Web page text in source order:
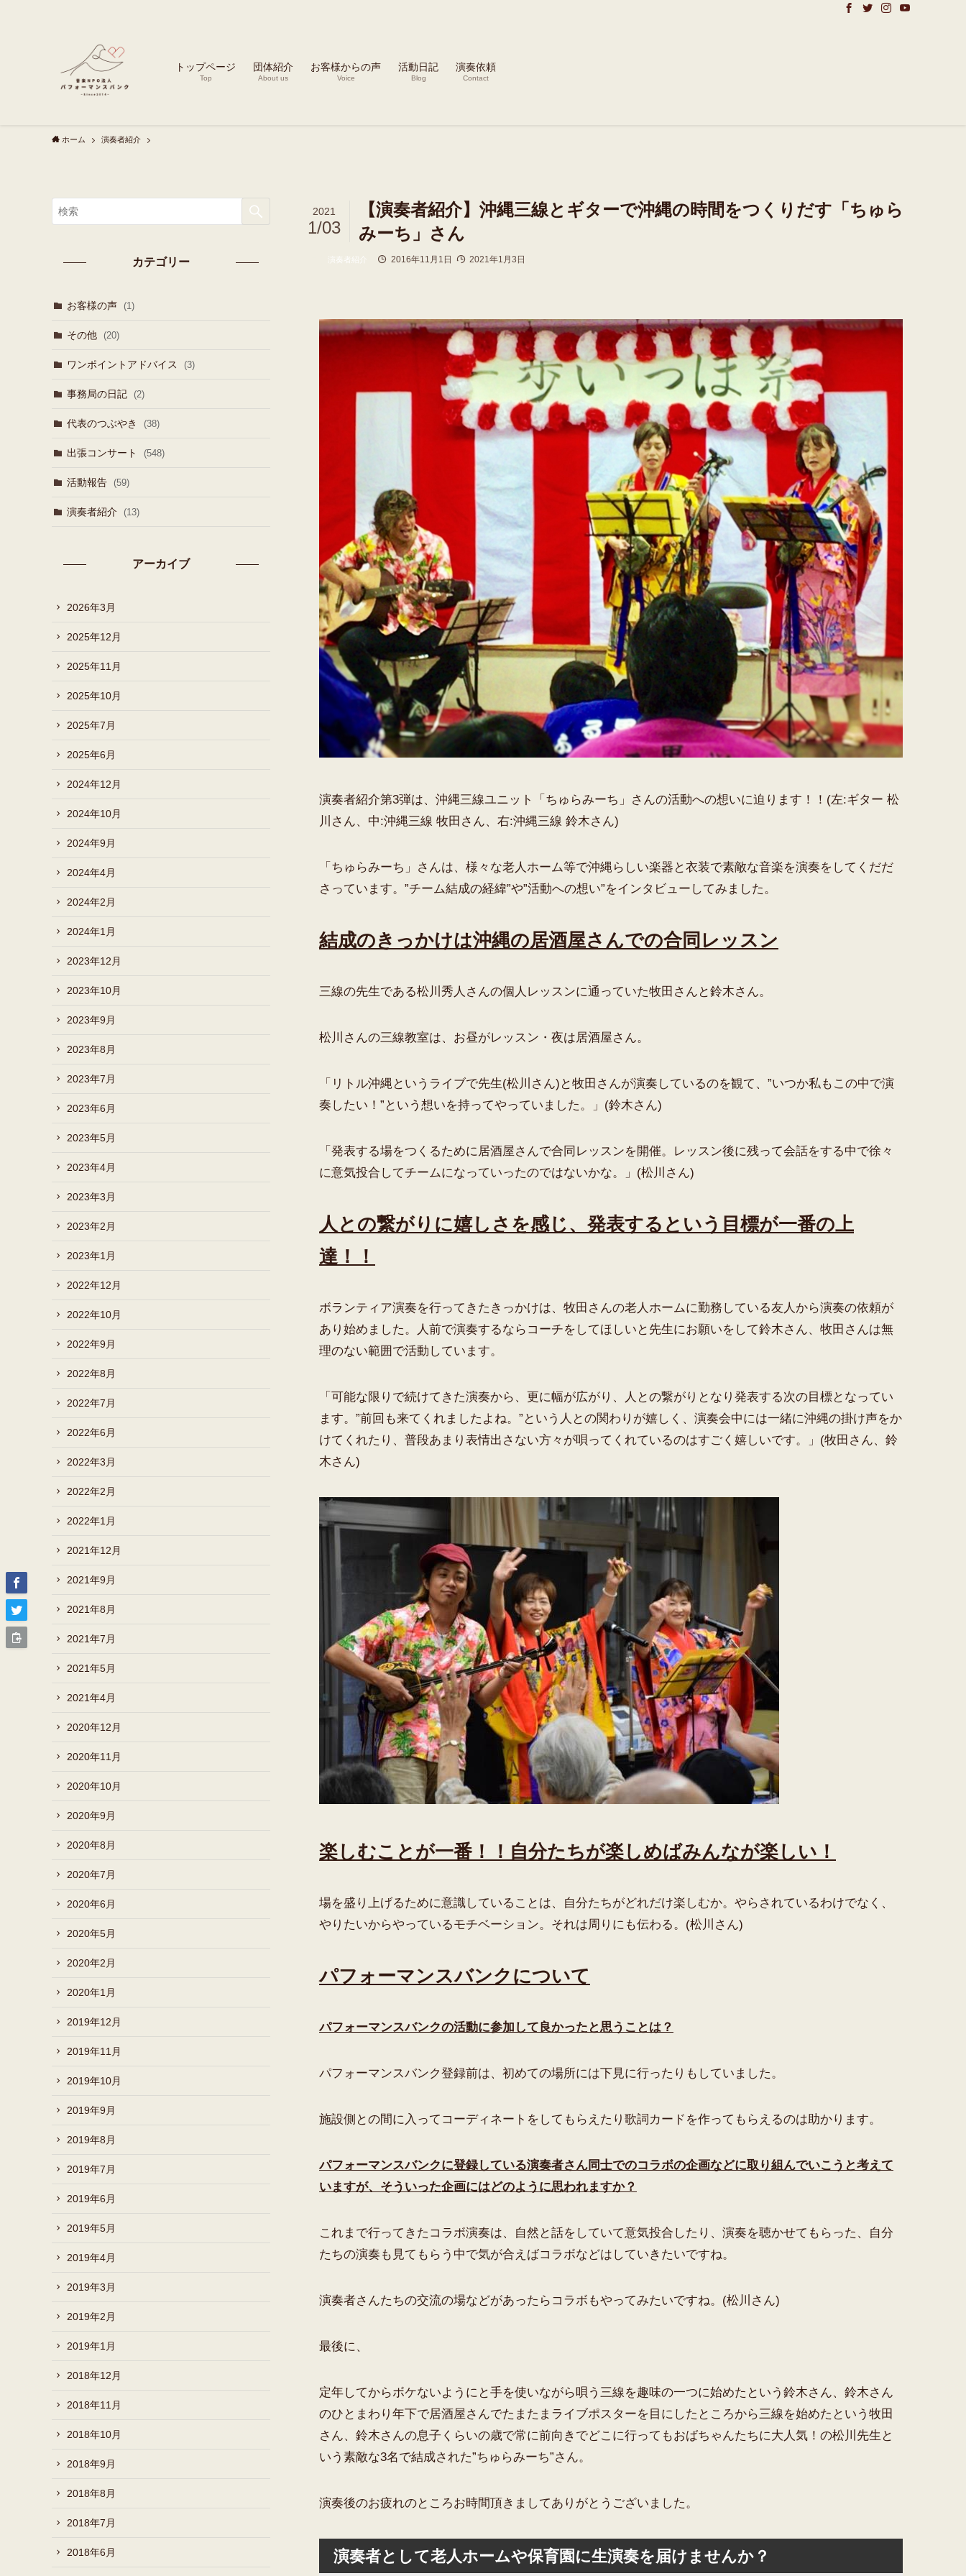
トップページ
Top
団体紹介
About us
お客様からの声
Voice
活動日記
Blog
演奏依頼
Contact
ホーム 演奏者紹介
【演奏者紹介】沖縄三線とギターで沖縄の時間をつくりだす「ちゅら
みーち」さん
2021
1/03
演奏者紹介 2016年11月1日 2021年1月3日
演奏者紹介第3弾は、沖縄三線ユニット「ちゅらみーち」さんの活動への想いに迫ります！！(左:ギター 松
川さん、中:沖縄三線 牧田さん、右:沖縄三線 鈴木さん)
「ちゅらみーち」さんは、様々な老人ホーム等で沖縄らしい楽器と衣装で素敵な音楽を演奏をしてくだだ
さっています。”チーム結成の経緯”や”活動への想い”をインタビューしてみました。
結成のきっかけは沖縄の居酒屋さんでの合同レッスン
三線の先生である松川秀人さんの個人レッスンに通っていた牧田さんと鈴木さん。
松川さんの三線教室は、お昼がレッスン・夜は居酒屋さん。
「リトル沖縄というライブで先生(松川さん)と牧田さんが演奏しているのを観て、”いつか私もこの中で演
奏したい！”という想いを持ってやっていました。」(鈴木さん)
「発表する場をつくるために居酒屋さんで合同レッスンを開催。レッスン後に残って会話をする中で徐々
に意気投合してチームになっていったのではないかな。」(松川さん)
人との繋がりに嬉しさを感じ、発表するという目標が一番の上
達！！
ボランティア演奏を行ってきたきっかけは、牧田さんの老人ホームに勤務している友人から演奏の依頼が
あり始めました。人前で演奏するならコーチをしてほしいと先生にお願いをして鈴木さん、牧田さんは無
理のない範囲で活動しています。
「可能な限りで続けてきた演奏から、更に幅が広がり、人との繋がりとなり発表する次の目標となってい
ます。”前回も来てくれましたよね。”という人との関わりが嬉しく、演奏会中には一緒に沖縄の掛け声をか
けてくれたり、普段あまり表情出さない方々が唄ってくれているのはすごく嬉しいです。」(牧田さん、鈴
木さん)
楽しむことが一番！！自分たちが楽しめばみんなが楽しい！
場を盛り上げるために意識していることは、自分たちがどれだけ楽しむか。やらされているわけでなく、
やりたいからやっているモチベーション。それは周りにも伝わる。(松川さん)
パフォーマンスバンクについて
パフォーマンスバンクの活動に参加して良かったと思うことは？
パフォーマンスバンク登録前は、初めての場所には下見に行ったりもしていました。
施設側との間に入ってコーディネートをしてもらえたり歌詞カードを作ってもらえるのは助かります。
パフォーマンスバンクに登録している演奏者さん同士でのコラボの企画などに取り組んでいこうと考えて
いますが、そういった企画にはどのように思われますか？
これまで行ってきたコラボ演奏は、自然と話をしていて意気投合したり、演奏を聴かせてもらった、自分
たちの演奏も見てもらう中で気が合えばコラボなどはしていきたいですね。
演奏者さんたちの交流の場などがあったらコラボもやってみたいですね。(松川さん)
最後に、
定年してからボケないようにと手を使いながら唄う三線を趣味の一つに始めたという鈴木さん、鈴木さん
のひとまわり年下で居酒屋さんでたまたまライブポスターを目にしたところから三線を始めたという牧田
さん、鈴木さんの息子くらいの歳で常に前向きでどこに行ってもおばちゃんたちに大人気！の松川先生と
いう素敵な3名で結成された”ちゅらみーち”さん。
演奏後のお疲れのところお時間頂きましてありがとうございました。
演奏者として老人ホームや保育園に生演奏を届けませんか？
カテゴリー
お客様の声 (1)
その他 (20)
ワンポイントアドバイス (3)
事務局の日記 (2)
代表のつぶやき (38)
出張コンサート (548)
活動報告 (59)
演奏者紹介 (13)
アーカイブ
2026年3月
2025年12月
2025年11月
2025年10月
2025年7月
2025年6月
2024年12月
2024年10月
2024年9月
2024年4月
2024年2月
2024年1月
2023年12月
2023年10月
2023年9月
2023年8月
2023年7月
2023年6月
2023年5月
2023年4月
2023年3月
2023年2月
2023年1月
2022年12月
2022年10月
2022年9月
2022年8月
2022年7月
2022年6月
2022年3月
2022年2月
2022年1月
2021年12月
2021年9月
2021年8月
2021年7月
2021年5月
2021年4月
2020年12月
2020年11月
2020年10月
2020年9月
2020年8月
2020年7月
2020年6月
2020年5月
2020年2月
2020年1月
2019年12月
2019年11月
2019年10月
2019年9月
2019年8月
2019年7月
2019年6月
2019年5月
2019年4月
2019年3月
2019年2月
2019年1月
2018年12月
2018年11月
2018年10月
2018年9月
2018年8月
2018年7月
2018年6月